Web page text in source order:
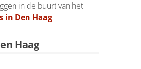
in de buurt van het
in Den Haag
Haag